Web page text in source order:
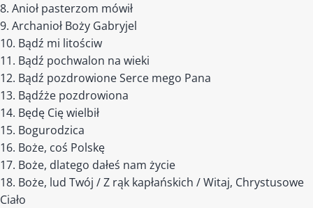
Anioł pasterzom mówił
Archanioł Boży Gabryjel
Bądź mi litościw
Bądź pochwalon na wieki
Bądź pozdrowione Serce mego Pana
Bądźże pozdrowiona
Będę Cię wielbił
Bogurodzica
Boże, coś Polskę
Boże, dlatego dałeś nam życie
Boże, lud Twój / Z rąk kapłańskich / Witaj, Chrystusowe
Ciało